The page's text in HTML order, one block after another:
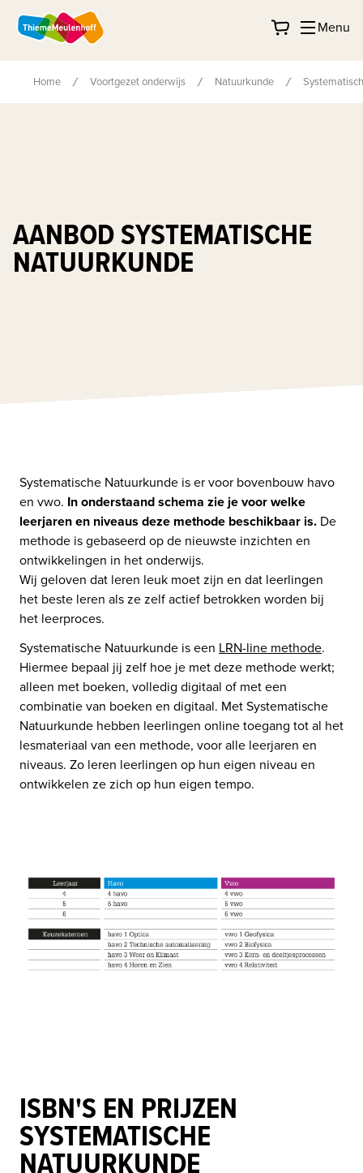
Menu
Home Voortgezet onderwijs Natuurkunde
AANBOD SYSTEMATISCHE
NATUURKUNDE
Systematische Natuurkunde is er voor bovenbouw havo
en vwo. In onderstaand schema zie je voor welke
leerjaren en niveaus deze methode beschikbaar is. De
methode is gebaseerd op de nieuwste inzichten en
ontwikkelingen in het onderwijs.
Wij geloven dat leren leuk moet zijn en dat leerlingen
het beste leren als ze zelf actief betrokken worden bij
het leerproces.
Systematische Natuurkunde is een LRN-line methode.
Hiermee bepaal jij zelf hoe je met deze methode werkt;
alleen met boeken, volledig digitaal of met een
combinatie van boeken en digitaal. Met Systematische
Natuurkunde hebben leerlingen online toegang tot al het
lesmateriaal van een methode, voor alle leerjaren en
niveaus. Zo leren leerlingen op hun eigen niveau en
ontwikkelen ze zich op hun eigen tempo.
ISBN'S EN PRIJZEN
SYSTEMATISCHE
NATUURKUNDE